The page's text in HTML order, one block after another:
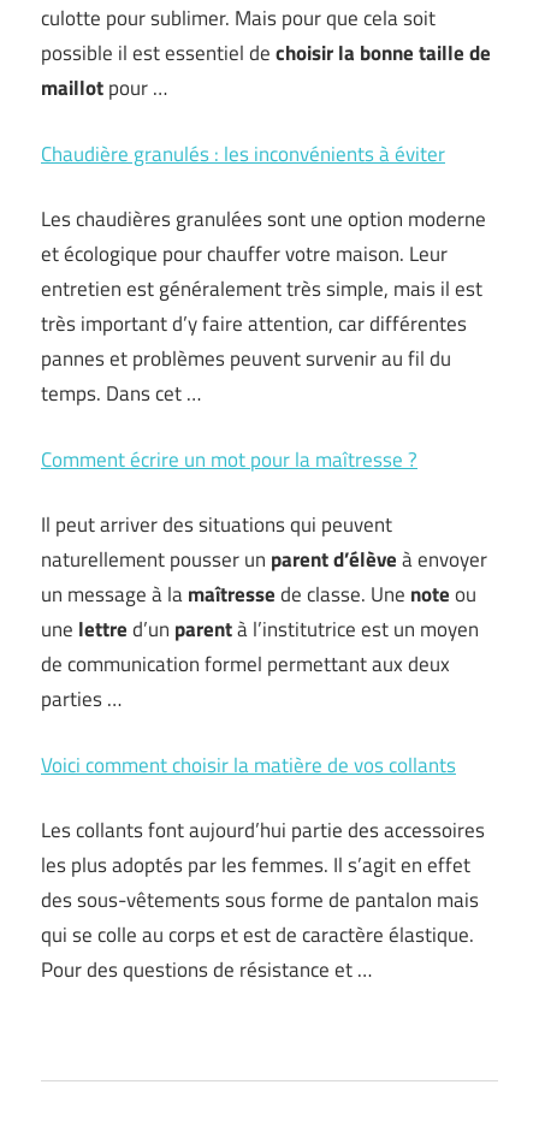
culotte pour sublimer. Mais pour que cela soit
possible il est essentiel dechoisir la bonne taille de
maillotpour …
Chaudière granulés : les inconvénients à éviter
Les chaudières granulées sont une option moderne
et écologique pour chauffer votre maison. Leur
entretien est généralement très simple, mais il est
très important d’y faire attention, car différentes
pannes et problèmes peuvent survenir au fil du
temps. Dans cet …
Comment écrire un mot pour la maîtresse ?
Il peut arriver des situations qui peuvent
naturellement pousser un parentd’élèveà envoyer
un message à lamaîtressede classe. Une noteou
une lettred’un parentà l’institutrice est un moyen
de communication formel permettant aux deux
parties …
Voici comment choisir la matière de vos collants
Les collants font aujourd’hui partie des accessoires
les plus adoptés par les femmes. Il s’agit en effet
des sous-vêtements sous forme de pantalon mais
qui se colle au corps et est de caractère élastique.
Pour des questions de résistance et …